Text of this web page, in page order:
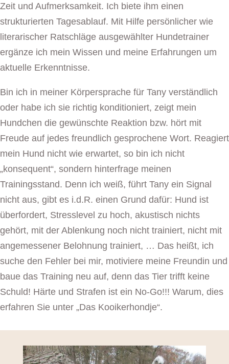
Zeit und Aufmerksamkeit. Ich biete ihm einen
strukturierten Tagesablauf. Mit Hilfe persönlicher wie
literarischer Ratschläge ausgewählter Hundetrainer
ergänze ich mein Wissen und meine Erfahrungen um
aktuelle Erkenntnisse.
Bin ich in meiner Körpersprache für Tany verständlich
oder habe ich sie richtig konditioniert, zeigt mein
Hundchen die gewünschte Reaktion bzw. hört mit
Freude auf jedes freundlich gesprochene Wort. Reagiert
mein Hund nicht wie erwartet, so bin ich nicht
„konsequent“, sondern hinterfrage meinen
Trainingsstand. Denn ich weiß, führt Tany ein Signal
nicht aus, gibt es i.d.R. einen Grund dafür: Hund ist
überfordert, Stresslevel zu hoch, akustisch nichts
gehört, mit der Ablenkung noch nicht trainiert, nicht mit
angemessener Belohnung trainiert, … Das heißt, ich
suche den Fehler bei mir, motiviere meine Freundin und
baue das Training neu auf, denn das Tier trifft keine
Schuld! Härte und Strafen ist ein No-Go!!! Warum, dies
erfahren Sie unter „Das Kooikerhondje“.